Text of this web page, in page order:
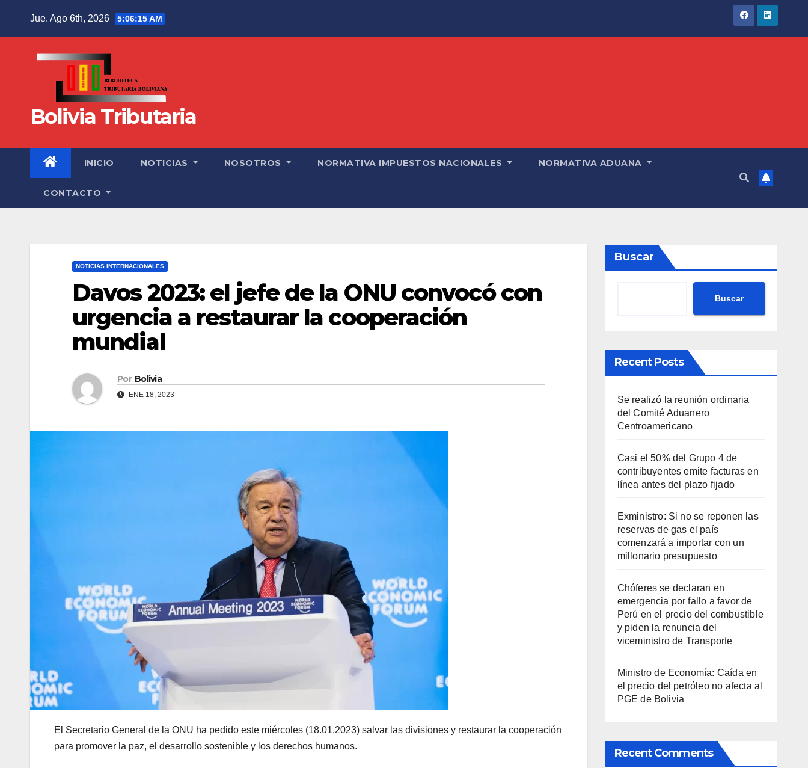
Jue. Ago 6th, 2026 5:06:16 AM
Bolivia Tributaria
INICIO NOTICIAS NOSOTROS NORMATIVA IMPUESTOS NACIONALES NORMATIVA ADUANA
CONTACTO
NOTICIAS INTERNACIONALES
Davos 2023: el jefe de la ONU convocó con
urgencia a restaurar la cooperación
mundial
Por Bolivia
ENE 18, 2023
El Secretario General de la ONU ha pedido este miércoles (18.01.2023) salvar las divisiones y restaurar la cooperación
para promover la paz, el desarrollo sostenible y los derechos humanos.
Buscar
Buscar
Recent Posts
Se realizó la reunión ordinaria
del Comité Aduanero
Centroamericano
Casi el 50% del Grupo 4 de
contribuyentes emite facturas en
línea antes del plazo fijado
Exministro: Si no se reponen las
reservas de gas el país
comenzará a importar con un
millonario presupuesto
Chóferes se declaran en
emergencia por fallo a favor de
Perú en el precio del combustible
y piden la renuncia del
viceministro de Transporte
Ministro de Economía: Caída en
el precio del petróleo no afecta al
PGE de Bolivia
Recent Comments